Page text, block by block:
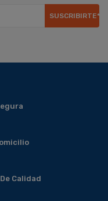
SUSCRIBIRTE*
Segura
Calidad